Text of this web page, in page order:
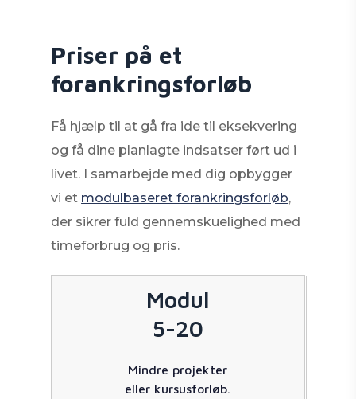
Priser på et
forankringsforløb
Få hjælp til at gå fra ide til eksekvering
og få dine planlagte indsatser ført ud i
livet. I samarbejde med dig opbygger
vi et modulbaseret forankringsforløb,
der sikrer fuld gennemskuelighed med
timeforbrug og pris.
Modul
5-20
Mindre projekter
eller kursusforløb.